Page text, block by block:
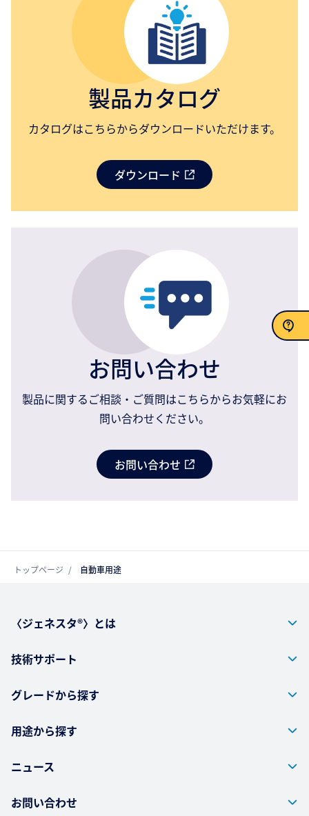
お問い合わせ
製品カタログ
カタログはこちらからダウンロードいただけます。
ダウンロード
お問い合わせ
製品に関するご相談・ご質問はこちらからお気軽にお
問い合わせください。
お問い合わせ
トップページ 自動車用途
〈ジェネスタ®〉とは
技術サポート
グレードから探す
用途から探す
ニュース
お問い合わせ